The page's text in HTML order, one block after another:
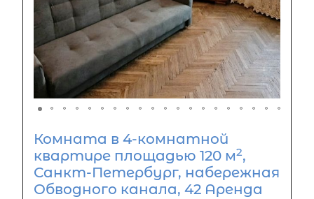
Комната в 4-комнатной
квартире площадью 120 м2,
Санкт-Петербург, набережная
Обводного канала, 42 Аренда